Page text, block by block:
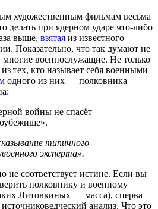
художественным фильмам весьма
делать при ядерном ударе что-либо
выше, взятая из известного
Показательно, что так думают не
многие военнослужащие. Не только
тех, кто называет себя военными
одного из них — полковника
войны не спасёт
типичного
эксперта».
не соответствует истине. Если вы
полковнику и военному
Литовкиных — масса), сперва
анализ. Что это